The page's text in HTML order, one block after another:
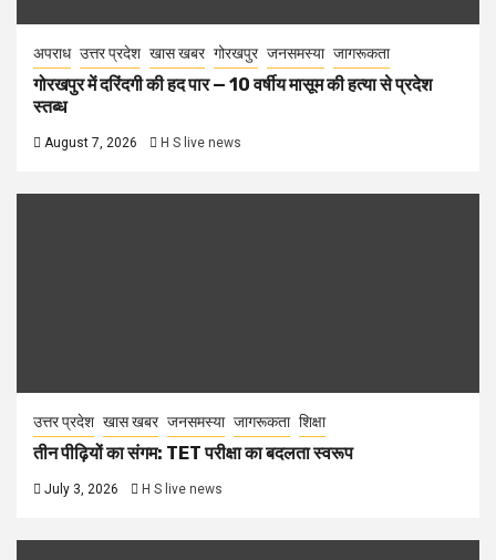
अपराध उत्तर प्रदेश खास खबर गोरखपुर जनसमस्या जागरूकता
गोरखपुर में दरिंदगी की हद पार — 10 वर्षीय मासूम की हत्या से प्रदेश
स्तब्ध
August 7, 2026 H S live news
उत्तर प्रदेश खास खबर जनसमस्या जागरूकता शिक्षा
तीन पीढ़ियों का संगम: TET परीक्षा का बदलता स्वरूप
July 3, 2026 H S live news